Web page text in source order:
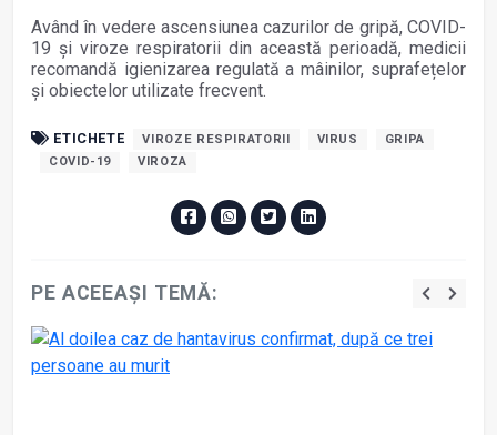
Având în vedere ascensiunea cazurilor de gripă, COVID-
19 și viroze respiratorii din această perioadă, medicii
recomandă igienizarea regulată a mâinilor, suprafețelor
și obiectelor utilizate frecvent.
ETICHETE VIROZE RESPIRATORII VIRUS
GRIPA
COVID-19
VIROZA
PE ACEEAȘI TEMĂ: